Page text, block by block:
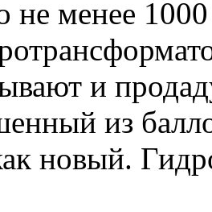
не менее
и
из
новый.